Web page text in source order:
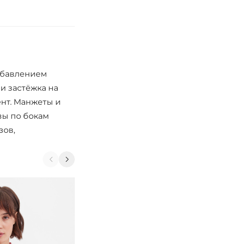
застёжка на
Манжеты и
по бокам